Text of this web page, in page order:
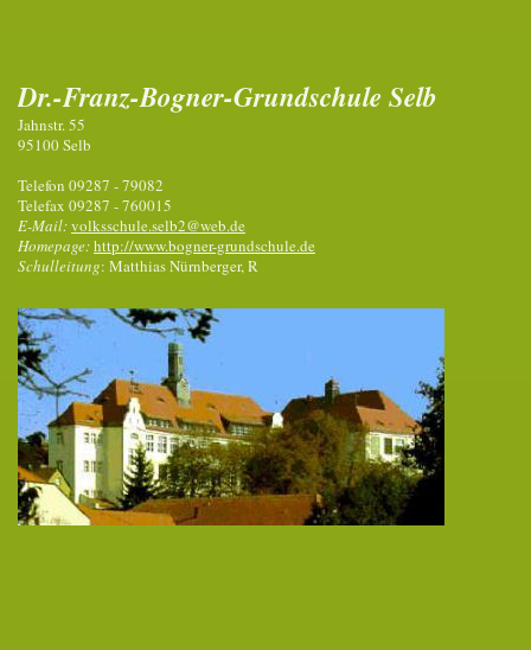
Dr.-Franz-Bogner-Grundschule Selb
Jahnstr. 55
95100 Selb
Telefon 09287 - 79082
Telefax 09287 - 760015
E-Mail:volksschule.selb2@web.de
Homepage:http://www.bogner-grundschule.de
Schulleitung: Matthias Nürnberger, R